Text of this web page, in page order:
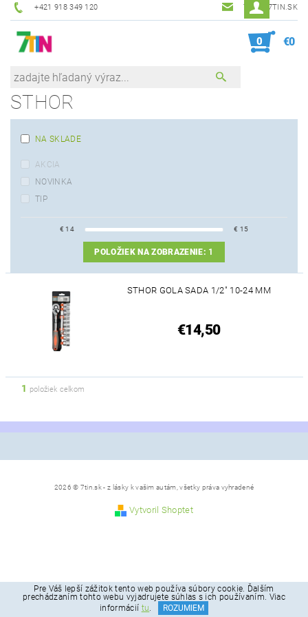
+421 918 349 120 7TIN@7TIN.SK
0 €0
STHOR
NA SKLADE
AKCIA
NOVINKA
TIP
€14 € 15
POLOŽIEK NA ZOBRAZENIE: 1
STHOR GOLA SADA 1/2" 10-24 MM
€14,50
1 položiek celkom
2026 © 7tin.sk - z lásky k vašim autám, všetky práva vyhradené
Vytvoril Shoptet
Pre Váš lepší zážitok tento web používa súbory cookie. Ďalším
prechádzaním tohto webu vyjadrujete súhlas s ich používaním. Viac
informácií tu ROZUMIEM